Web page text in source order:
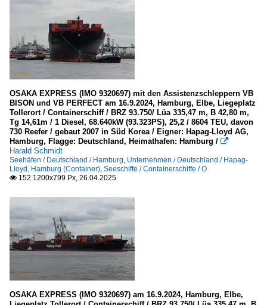
OSAKA EXPRESS (IMO 9320697) mit den Assistenzschleppern VB
BISON und VB PERFECT am 16.9.2024, Hamburg, Elbe, Liegeplatz
Tollerort / Containerschiff / BRZ 93.750/ Lüa 335,47 m, B 42,80 m,
Tg 14,61m / 1 Diesel, 68.640kW (93.323PS), 25,2 / 8604 TEU, davon
730 Reefer / gebaut 2007 in Süd Korea / Eigner: Hapag-Lloyd AG,
Hamburg, Flagge: Deutschland, Heimathafen: Hamburg / 
Harald Schmidt
Seehäfen / Deutschland / Hamburg, Unternehmen / Deutschland / Hapag-
Lloyd, Hamburg (Container), Seeschiffe / Containerschiffe / O
 152 1200x799 Px, 26.04.2025
OSAKA EXPRESS (IMO 9320697) am 16.9.2024, Hamburg, Elbe,